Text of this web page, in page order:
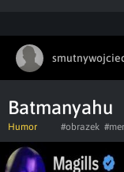
Batmanyahu
Humor #obrazek